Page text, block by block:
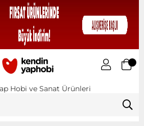
Hobi ve Sanat Ürünleri